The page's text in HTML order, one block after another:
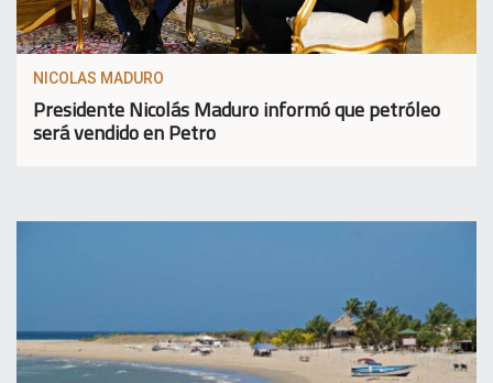
NICOLAS MADURO
Presidente Nicolás Maduro informó que petróleo
será vendido en Petro